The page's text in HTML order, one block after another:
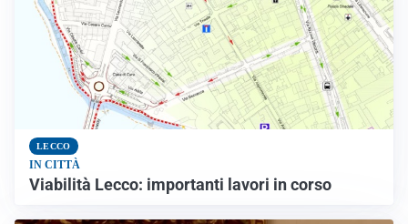
LECCO
IN CITTÀ
Viabilità Lecco: importanti lavori in corso